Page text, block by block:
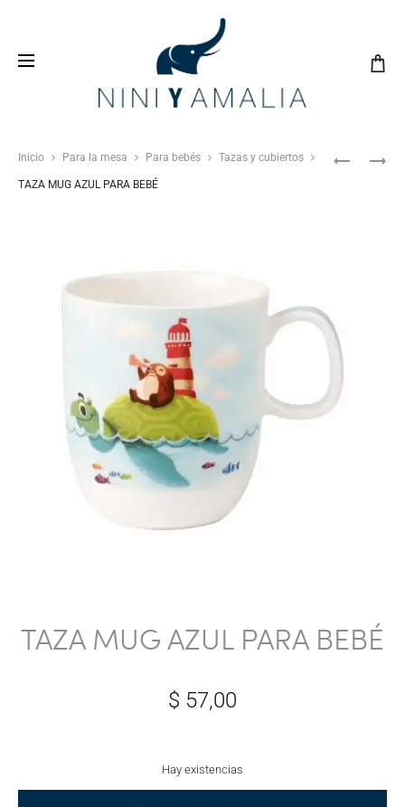
con nosotros y vive una
experiencia inolvidable
Inicio Para la mesa Para bebés Tazas y cubiertos
TAZA MUG AZUL PARA BEBÉ
TAZA MUG AZUL PARA BEBÉ
$ 57,00
Hay existencias